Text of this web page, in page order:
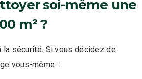
soi-même une
m² ?
la sécurité. Si vous décidez de
vous-même :